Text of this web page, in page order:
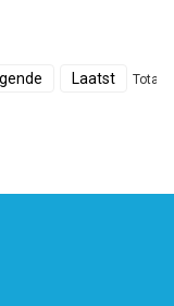
Laatst Totaal